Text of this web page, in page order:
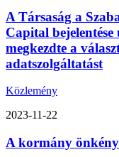
A Társaság a
Capital
megkezdte a
adatszolgáltatást
Közlemény
2023-11-22
A kormány